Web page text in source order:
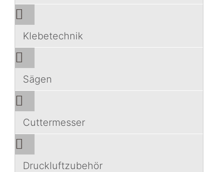
Klebetechnik
Sägen
Cuttermesser
Druckluftzubehör